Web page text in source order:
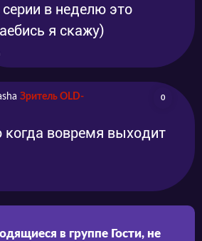
серии в неделю это
я скажу)
Зритель OLD-
0
вовремя выходит
в группе Гости, не